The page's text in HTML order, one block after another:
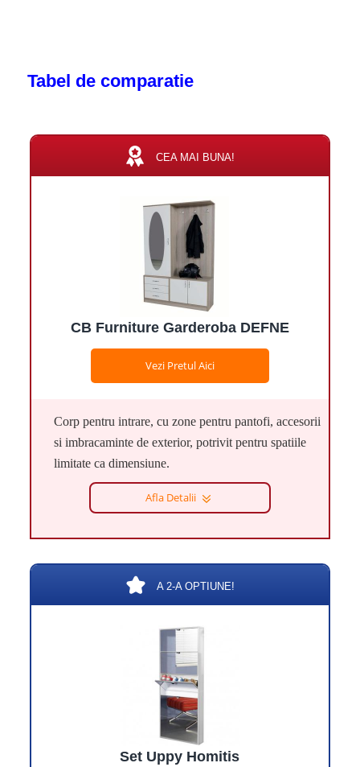
Tabel de comparatie
CEA MAI BUNA!
CB Furniture Garderoba DEFNE
Vezi Pretul Aici
Corp pentru intrare, cu zone pentru pantofi, accesorii
si imbracaminte de exterior, potrivit pentru spatiile
limitate ca dimensiune.
Afla Detalii
A 2-A OPTIUNE!
Set Uppy Homitis